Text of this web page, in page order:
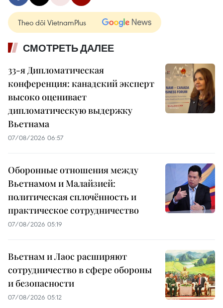
Theo dõi VietnamPlus
СМОТРЕТЬ ДАЛЕЕ
33-я Дипломатическая
конференция: канадский эксперт
высоко оценивает
дипломатическую выдержку
Вьетнама
07/08/2026 06:57
Оборонные отношения между
Вьетнамом и Малайзией:
политическая сплочённость и
практическое сотрудничество
07/08/2026 05:19
Вьетнам и Лаос расширяют
сотрудничество в сфере обороны
и безопасности
07/08/2026 05:12